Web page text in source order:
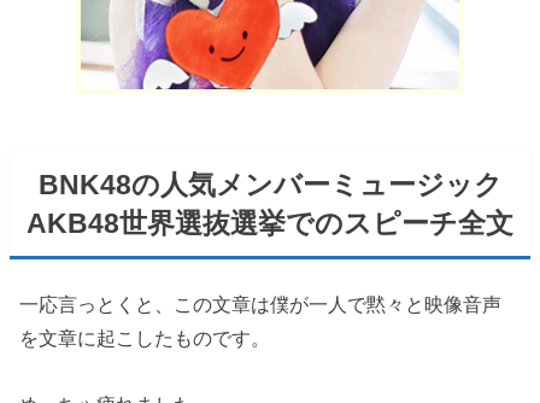
BNK48の人気メンバーミュージック
AKB48世界選抜選挙でのスピーチ全文
一応言っとくと、この文章は僕が一人で黙々と映像音声
を文章に起こしたものです。